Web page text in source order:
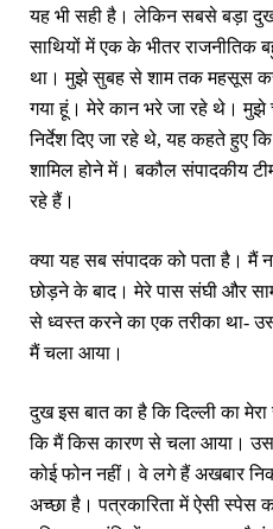
यह भी सही है। लेकिन सबसे बड़ा
साथियों में एक के भीतर राजनीतिक
था। मुझे सुबह से शाम तक महसूस
गया हूं। मेरे कान भरे जा रहे थे। मुझे
निर्देश दिए जा रहे थे, यह कहते हुए
शामिल होने में। बकौल संपादकीय
रहे हैं।
क्‍या यह सब संपादक को पता है। मैं
छोड़ने के बाद। मेरे पास संघी और
से ध्‍वस्‍त करने का एक तरीका था-
मैं चला आया।
दुख इस बात का है कि दिल्‍ली का
कि मैं किस कारण से चला आया।
कोई फोन नहीं। वे लगे हैं अखबार
अच्‍छा है। पत्रकारिता में ऐसी स्‍पेस